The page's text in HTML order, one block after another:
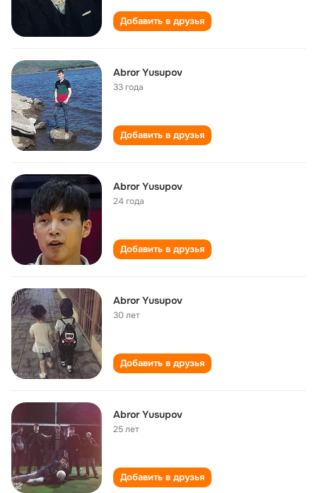
Добавить в друзья
Abror Yusupov
33 года
Добавить в друзья
Abror Yusupov
24 года
Добавить в друзья
Abror Yusupov
30 лет
Добавить в друзья
Abror Yusupov
25 лет
Добавить в друзья